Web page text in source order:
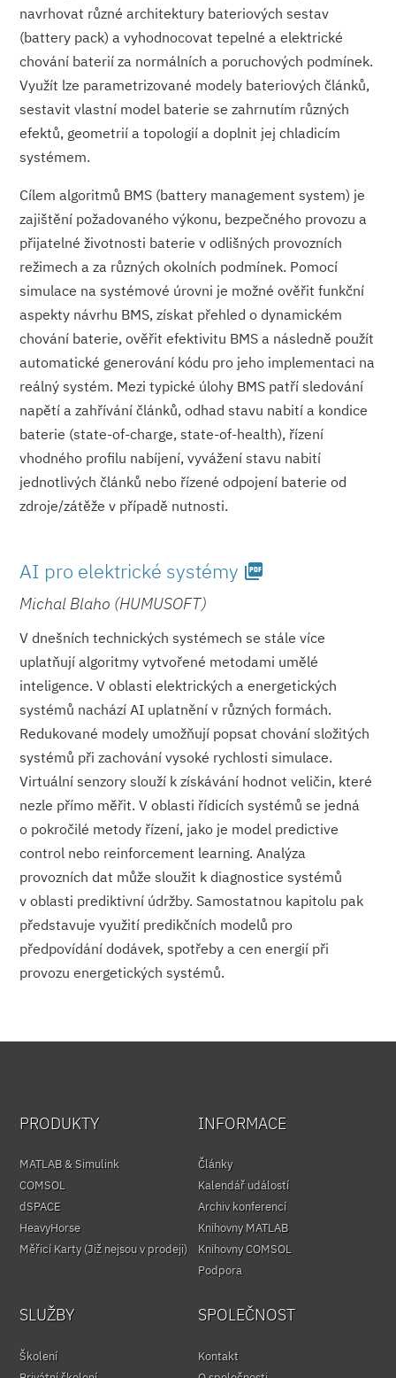
navrhovat různé architektury bateriových sestav
(battery pack) a vyhodnocovat tepelné a elektrické
chování baterií za normálních a poruchových podmínek.
Využít lze parametrizované modely bateriových článků,
sestavit vlastní model baterie se zahrnutím různých
efektů, geometrií a topologií a doplnit jej chladicím
systémem.
Cílem algoritmů BMS (battery management system) je
zajištění požadovaného výkonu, bezpečného provozu a
přijatelné životnosti baterie v odlišných provozních
režimech a za různých okolních podmínek. Pomocí
simulace na systémové úrovni je možné ověřit funkční
aspekty návrhu BMS, získat přehled o dynamickém
chování baterie, ověřit efektivitu BMS a následně použít
automatické generování kódu pro jeho implementaci na
reálný systém. Mezi typické úlohy BMS patří sledování
napětí a zahřívání článků, odhad stavu nabití a kondice
baterie (state-of-charge, state-of-health), řízení
vhodného profilu nabíjení, vyvážení stavu nabití
jednotlivých článků nebo řízené odpojení baterie od
zdroje/zátěže v případě nutnosti.
AI pro elektrické systémy picture_as_pdf
Michal Blaho (HUMUSOFT)
V dnešních technických systémech se stále více
uplatňují algoritmy vytvořené metodami umělé
inteligence. V oblasti elektrických a energetických
systémů nachází AI uplatnění v různých formách.
Redukované modely umožňují popsat chování složitých
systémů při zachování vysoké rychlosti simulace.
Virtuální senzory slouží k získávání hodnot veličin, které
nezle přímo měřit. V oblasti řídicích systémů se jedná
o pokročilé metody řízení, jako je model predictive
control nebo reinforcement learning. Analýza
provozních dat může sloužit k diagnostice systémů
v oblasti prediktivní údržby. Samostatnou kapitolu pak
představuje využití predikčních modelů pro
předpovídání dodávek, spotřeby a cen energií při
provozu energetických systémů.
PRODUKTY
MATLAB & Simulink
COMSOL
dSPACE
HeavyHorse
Měřicí Karty (Již nejsou v prodeji)
INFORMACE
Články
Kalendář událostí
Archiv konferencí
Knihovny MATLAB
Knihovny COMSOL
Podpora
SLUŽBY
Školení
SPOLEČNOST
Kontakt